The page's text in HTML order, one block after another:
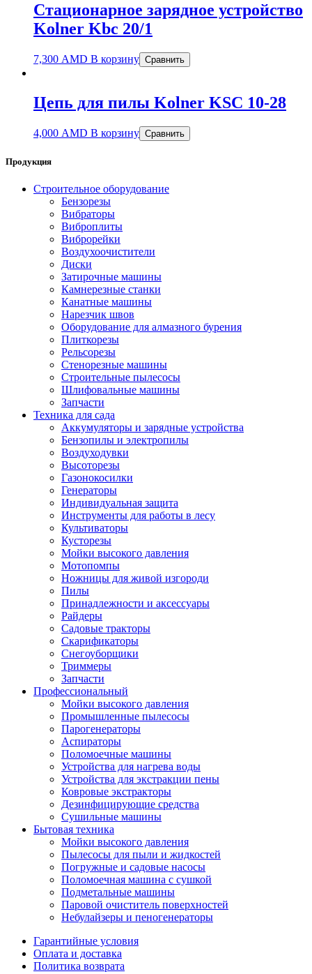
Стационарное зарядное устройство
Kolner Kbс 20/1
7,300 AMD В корзину Сравнить
Цепь для пилы Kolner KSC 10-28
4,000 AMD В корзину Сравнить
Продукция
Строительное оборудование
Бензорезы
Вибраторы
Виброплиты
Виброрейки
Воздухоочистители
Диски
Затирочные машины
Камнерезные станки
Канатные машины
Нарезчик швов
Оборудование для алмазного бурения
Плиткорезы
Рельсорезы
Стенорезные машины
Строительные пылесосы
Шлифовальные машины
Запчасти
Техника для сада
Аккумуляторы и зарядные устройства
Бензопилы и электропилы
Воздуходувки
Высоторезы
Газонокосилки
Генераторы
Индивидуальная защита
Инструменты для работы в лесу
Культиваторы
Кусторезы
Мойки высокого давления
Мотопомпы
Ножницы для живой изгороди
Пилы
Принадлежности и аксессуары
Райдеры
Садовые тракторы
Скарификаторы
Снегоуборщики
Триммеры
Запчасти
Профессиональный
Мойки высокого давления
Промышленные пылесосы
Парогенераторы
Аспираторы
Поломоечные машины
Устройства для нагрева воды
Устройства для экстракции пены
Ковровые экстракторы
Дезинфицирующие средства
Сушильные машины
Бытовая техника
Мойки высокого давления
Пылесосы для пыли и жидкостей
Погружные и садовые насосы
Поломоечная машина с сушкой
Подметальные машины
Паровой очиститель поверхностей
Небулайзеры и пеногенераторы
Гарантийные условия
Оплата и доставка
Политика возврата